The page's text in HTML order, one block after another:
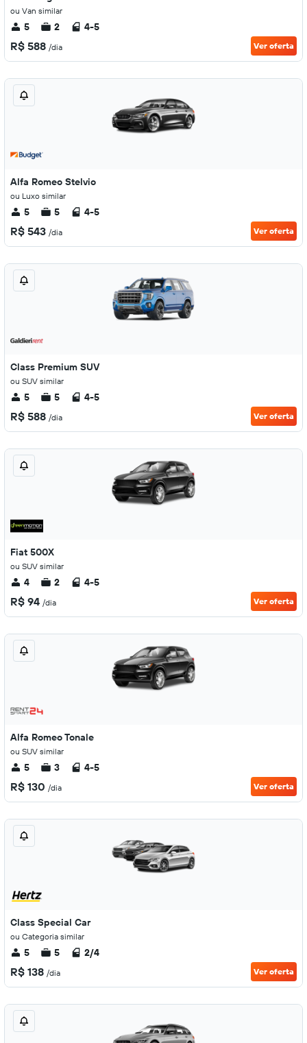
ou Van similar
5 2 4-5
R$ 588 /dia Ver oferta
Alfa Romeo Stelvio
ou Luxo similar
5 5 4-5
R$ 543 /dia Ver oferta
Class Premium SUV
ou SUV similar
5 5 4-5
R$ 588 /dia Ver oferta
Fiat 500X
ou SUV similar
4 2 4-5
R$ 94 /dia Ver oferta
Alfa Romeo Tonale
ou SUV similar
5 3 4-5
R$ 130 /dia Ver oferta
Class Special Car
ou Categoria similar
5 5 2/4
R$ 138 /dia Ver oferta